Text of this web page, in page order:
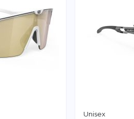
Unisex